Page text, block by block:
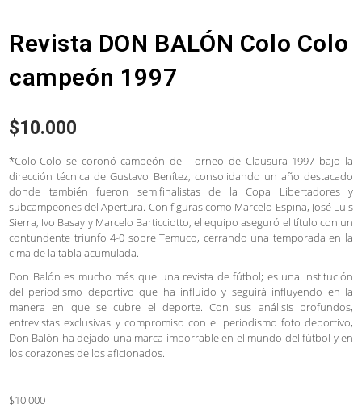
Revista DON BALÓN Colo Colo
campeón 1997
$10.000
*Colo-Colo se coronó campeón del Torneo de Clausura 1997 bajo la
dirección técnica de Gustavo Benítez, consolidando un año destacado
donde también fueron semifinalistas de la Copa Libertadores y
subcampeones del Apertura. Con figuras como Marcelo Espina, José Luis
Sierra, Ivo Basay y Marcelo Barticciotto, el equipo aseguró el título con un
contundente triunfo 4-0 sobre Temuco, cerrando una temporada en la
cima de la tabla acumulada.
Don Balón es mucho más que una revista de fútbol; es una institución
del periodismo deportivo que ha influido y seguirá influyendo en la
manera en que se cubre el deporte. Con sus análisis profundos,
entrevistas exclusivas y compromiso con el periodismo foto deportivo,
Don Balón ha dejado una marca imborrable en el mundo del fútbol y en
los corazones de los aficionados.
$10.000